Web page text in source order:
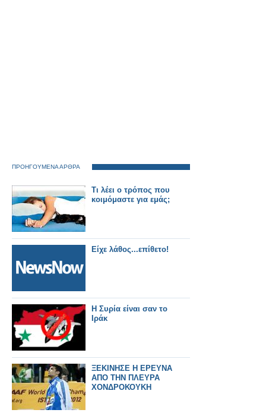
ΠΡΟΗΓΟΥΜΕΝΑ ΑΡΘΡΑ
Τι λέει ο τρόπος που
κοιμόμαστε για εμάς;
Είχε λάθος...επίθετο!
Η Συρία είναι σαν το
Ιράκ
ΞΕΚΙΝΗΣΕ Η ΕΡΕΥΝΑ
ΑΠΟ ΤΗΝ ΠΛΕΥΡΑ
ΧΟΝΔΡΟΚΟΥΚΗ